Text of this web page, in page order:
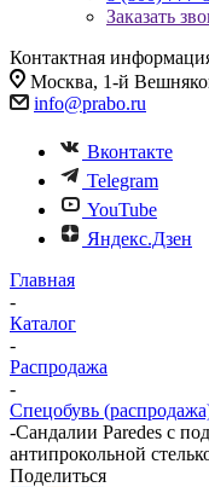
Заказать
Контактная
Москва, 1-й
info@prabo.ru
Вконтакте
Telegram
YouTube
Яндекс.Дзен
Главная
-
Каталог
-
Распродажа
-
Спецобувь
-Сандалии Paredes c
антипрокольной
Поделиться